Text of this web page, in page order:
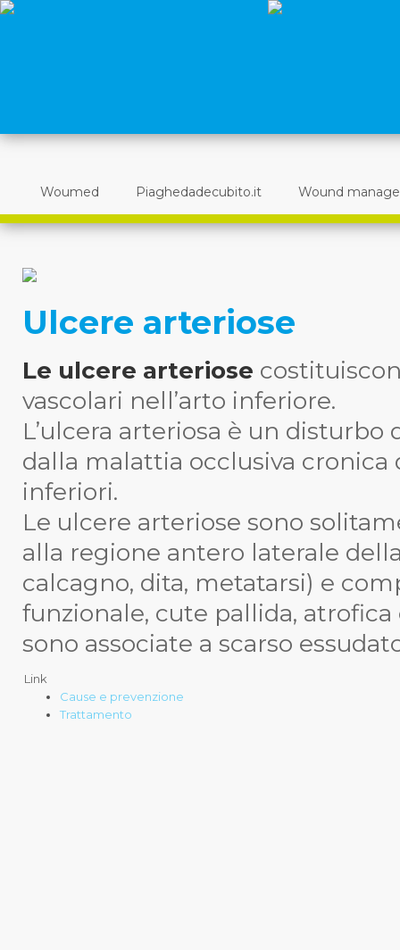
Woumed Piaghedadecubito.it Wound
Ulcere arteriose
Le ulcere arteriose
vascolari nell’arto inferiore.
L’ulcera arteriosa è un
dalla malattia occlusiva
inferiori.
Le ulcere arteriose sono
alla regione antero laterale
calcagno, dita, metatarsi) e
funzionale, cute pallida,
sono associate a scarso
Link
Cause e prevenzione
Trattamento